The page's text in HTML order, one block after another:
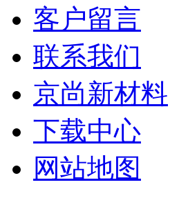
客户留言
联系我们
京尚新材料
下载中心
网站地图